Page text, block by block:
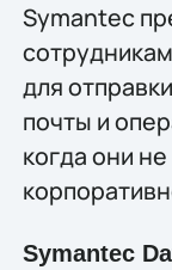
Symantec
для
почты и
когда они
Symantec